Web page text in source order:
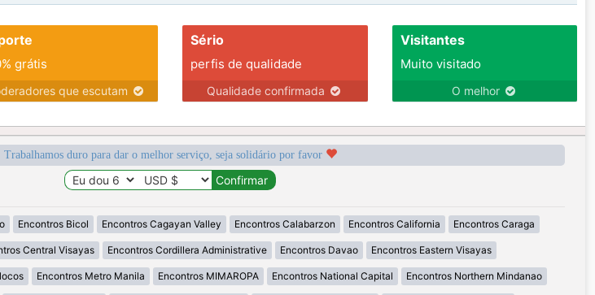
grátis
que escutam
Sério
perfis de qualidade
Qualidade confirmada
Visitantes
Muito visitado
O melhor
Trabalhamos duro para dar o melhor serviço, seja solidário por favor
Encontros Bicol Encontros Cagayan Valley Encontros Calabarzon Encontros California Encontros Caraga
Central Visayas Encontros Cordillera Administrative Encontros Davao Encontros Eastern Visayas
Encontros Metro Manila Encontros MIMAROPA Encontros National Capital Encontros Northern Mindanao